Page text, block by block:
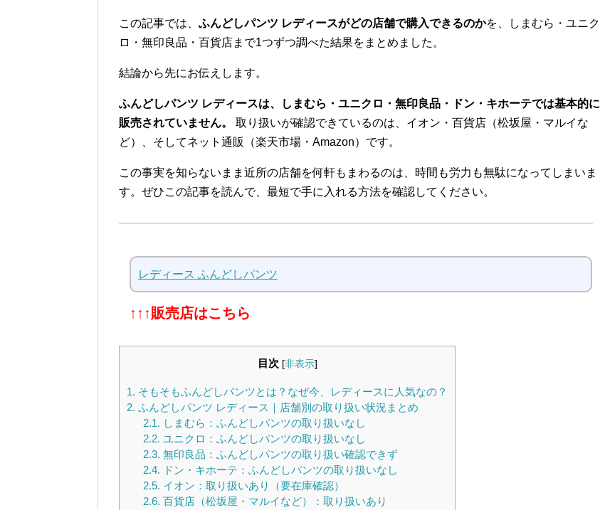
この記事では、 ふんどしパンツ レディースがどの店舗で購入できるのかを、しまむら・ユニク
ロ・無印良品・百貨店まで1つずつ調べた結果をまとめました。
結論から先にお伝えします。
ふんどしパンツ レディースは、しまむら・ユニクロ・無印良品・ドン・キホーテでは基本的に
販売されていません。
取り扱いが確認できているのは、イオン・百貨店（松坂屋・マルイな
ど）、そしてネット通販（楽天市場・Amazon）です。
この事実を知らないまま近所の店舗を何軒もまわるのは、時間も労力も無駄になってしまいま
す。ぜひこの記事を読んで、最短で手に入れる方法を確認してください。
レディース ふんどしパンツ
↑↑↑販売店はこちら
目次 [非表示]
1. そもそもふんどしパンツとは？なぜ今、レディースに人気なの？
2. ふんどしパンツ レディース｜店舗別の取り扱い状況まとめ
2.1. しまむら：ふんどしパンツの取り扱いなし
2.2. ユニクロ：ふんどしパンツの取り扱いなし
2.3. 無印良品：ふんどしパンツの取り扱い確認できず
2.4. ドン・キホーテ：ふんどしパンツの取り扱いなし
2.5. イオン：取り扱いあり（要在庫確認）
2.6. 百貨店（松坂屋・マルイなど）：取り扱いあり